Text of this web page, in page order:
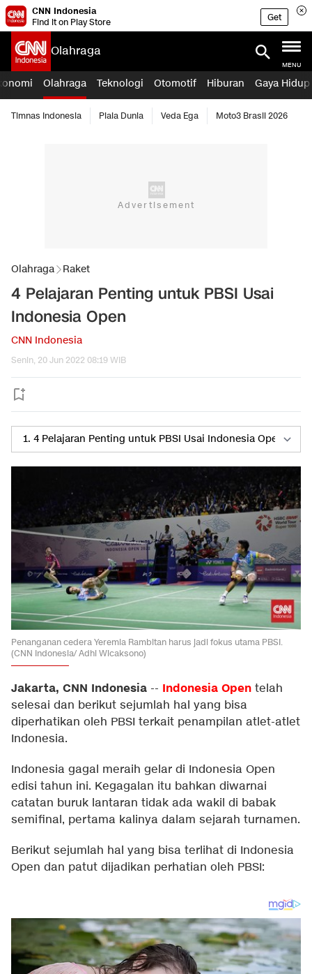
CNN Indonesia
Find it on Play Store
Get
Olahraga
MENU
Olahraga Teknologi Otomotif Hiburan Gaya Hidup
Timnas Indonesia Piala Dunia Veda Ega Moto3 Brasil 2026
Olahraga Raket
4 Pelajaran Penting untuk PBSI Usai
Indonesia Open
CNN Indonesia
Senin, 20 Jun 2022 08:19 WIB
Penanganan cedera Yeremia Rambitan harus jadi fokus utama PBSI.
(CNN Indonesia/ Adhi Wicaksono)
Jakarta, CNN Indonesia -- Indonesia Open telah
selesai dan berikut sejumlah hal yang bisa
diperhatikan oleh PBSI terkait penampilan atlet-atlet
Indonesia.
Indonesia gagal meraih gelar di Indonesia Open
edisi tahun ini. Kegagalan itu bahkan diwarnai
catatan buruk lantaran tidak ada wakil di babak
semifinal, pertama kalinya dalam sejarah turnamen.
Berikut sejumlah hal yang bisa terlihat di Indonesia
Open dan patut dijadikan perhatian oleh PBSI: